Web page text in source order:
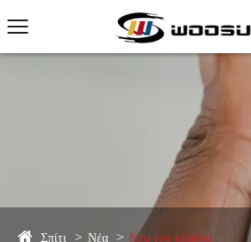
Σπίτι Νέα Νέα του κλάδου